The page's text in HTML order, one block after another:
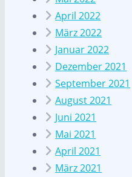
April 2022
März 2022
Januar 2022
Dezember 2021
September 2021
August 2021
Juni 2021
Mai 2021
April 2021
März 2021